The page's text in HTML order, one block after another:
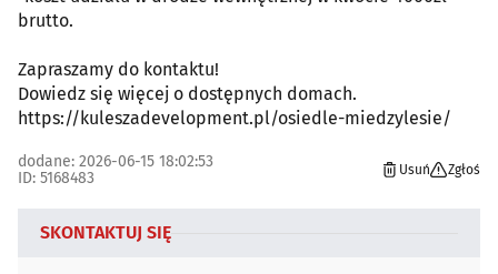
brutto.
Zapraszamy do kontaktu!
Dowiedz się więcej o dostępnych domach.
https://kuleszadevelopment.pl/osiedle-miedzylesie/
dodane: 2026-06-15 18:02:53
ID: 5168483
Usuń Zgłoś
SKONTAKTUJ SIĘ